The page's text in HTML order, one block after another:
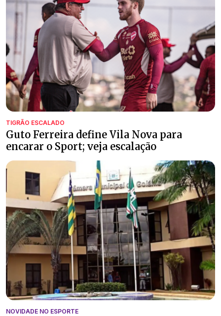
TIGRÃO ESCALADO
Guto Ferreira define Vila Nova para
encarar o Sport; veja escalação
NOVIDADE NO ESPORTE